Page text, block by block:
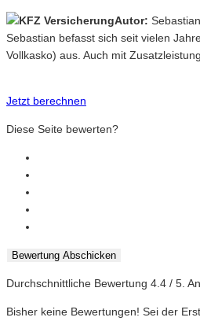
Autor:
Sebastian befasst sich seit vielen
Vollkasko) aus. Auch mit
Jetzt berechnen
Diese Seite bewerten?
Bewertung Abschicken
Durchschnittliche Bewertung 4.4 / 5.
Bisher keine Bewertungen! Sei der